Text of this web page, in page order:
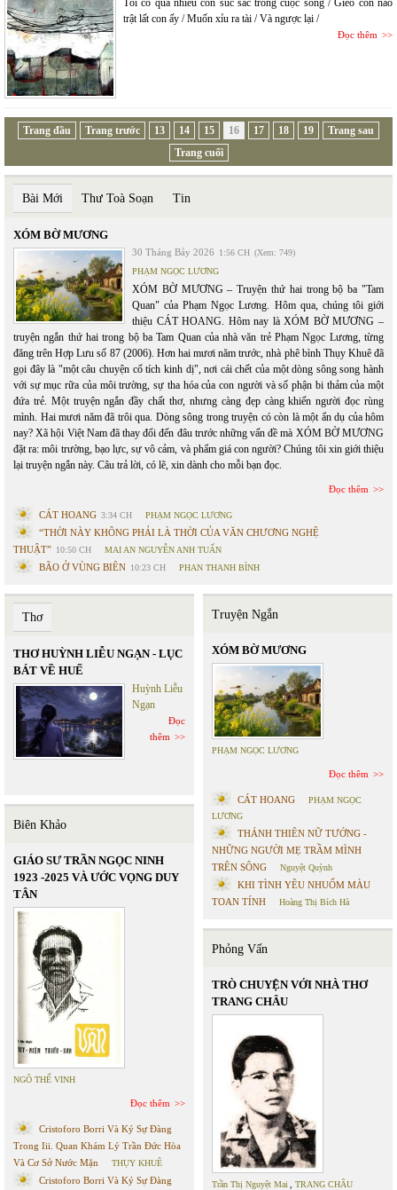
trật lất con ấy / Muốn xỉu ra tài / Và ngược lại /
Đọc thêm
Trang đầu Trang trước 13 14 15 16 17 18 19
Trang sau
Trang cuối
Bài Mới Thư Toà Soạn Tin
XÓM BỜ MƯƠNG
30 Tháng Bảy 2026 1:56 CH (Xem: 749)
PHẠM NGỌC LƯƠNG
XÓM BỜ MƯƠNG – Truyện thứ hai trong bộ ba "Tam
Quan" của Phạm Ngọc Lương. Hôm qua, chúng tôi giới
thiệu CÁT HOANG. Hôm nay là XÓM BỜ MƯƠNG –
truyện ngắn thứ hai trong bộ ba Tam Quan của nhà văn trẻ Phạm Ngọc Lương, từng
đăng trên Hợp Lưu số 87 (2006). Hơn hai mươi năm trước, nhà phê bình Thụy Khuê đã
gọi đây là "một câu chuyện cổ tích kinh dị", nơi cái chết của một dòng sông song hành
với sự mục rữa của môi trường, sự tha hóa của con người và số phận bi thảm của một
đứa trẻ. Một truyện ngắn đầy chất thơ, nhưng càng đẹp càng khiến người đọc rùng
mình. Hai mươi năm đã trôi qua. Dòng sông trong truyện có còn là một ẩn dụ của hôm
nay? Xã hội Việt Nam đã thay đổi đến đâu trước những vấn đề mà XÓM BỜ MƯƠNG
đặt ra: môi trường, bạo lực, sự vô cảm, và phẩm giá con người? Chúng tôi xin giới thiệu
lại truyện ngắn này. Câu trả lời, có lẽ, xin dành cho mỗi bạn đọc.
Đọc thêm
CÁT HOANG 3:34 CH PHẠM NGỌC LƯƠNG
“THỜI NÀY KHÔNG PHẢI LÀ THỜI CỦA VĂN CHƯƠNG NGHỆ
THUẬT” 10:50 CH MAI AN NGUYỄN ANH TUẤN
BÃO Ở VÙNG BIÊN 10:23 CH PHAN THANH BÌNH
Thơ
THƠ HUỲNH LIỄU NGẠN - LỤC
BÁT VỀ HUẾ
Huỳnh Liễu
Ngạn
Đọc
thêm
Biên Khảo
GIÁO SƯ TRẦN NGỌC NINH
1923 -2025 VÀ ƯỚC VỌNG DUY
TÂN
NGÔ THẾ VINH
Đọc thêm
Cristoforo Borri Và Ký Sự Đàng
Trong Iii. Quan Khám Lý Trần Đức Hòa
Và Cơ Sở Nước Mặn
THỤY KHUÊ
Cristoforo Borri Và Ký Sự Đàng
Truyện Ngắn
XÓM BỜ MƯƠNG
PHẠM NGỌC LƯƠNG
Đọc thêm
CÁT HOANG
PHẠM NGỌC
LƯƠNG
THÁNH THIÊN NỮ TƯỚNG -
NHỮNG NGƯỜI MẸ TRẦM MÌNH
TRÊN SÔNG
Nguyệt Quỳnh
KHI TÌNH YÊU NHUỐM MÀU
TOAN TÍNH
Hoàng Thị Bích Hà
Phỏng Vấn
TRÒ CHUYỆN VỚI NHÀ THƠ
TRANG CHÂU
Trần Thị Nguyệt Mai TRANG CHÂU